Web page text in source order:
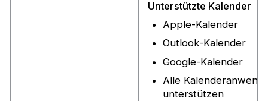
Unterstützte Kalender
Apple-Kalender
Outlook-Kalender
Google-Kalender
Alle
unterstützen